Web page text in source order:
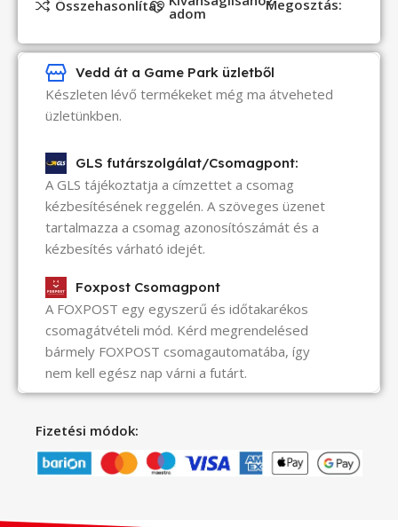
Összehasonlítás adom Megosztás:
Vedd át a Game Park üzletből
Készleten lévő termékeket még ma átveheted
üzletünkben.
GLS futárszolgálat/Csomagpont:
A GLS tájékoztatja a címzettet a csomag
kézbesítésének reggelén. A szöveges üzenet
tartalmazza a csomag azonosítószámát és a
kézbesítés várható idejét.
Foxpost Csomagpont
A FOXPOST egy egyszerű és időtakarékos
csomagátvételi mód. Kérd megrendelésed
bármely FOXPOST csomagautomatába, így
nem kell egész nap várni a futárt.
Fizetési módok: